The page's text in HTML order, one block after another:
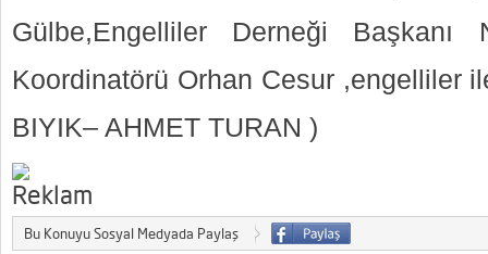
Gülbe,Engelliler Derneği Başkanı
Koordinatörü Orhan Cesur ,engelliler
BIYIK– AHMET TURAN )
Bu Konuyu Sosyal Medyada Paylaş